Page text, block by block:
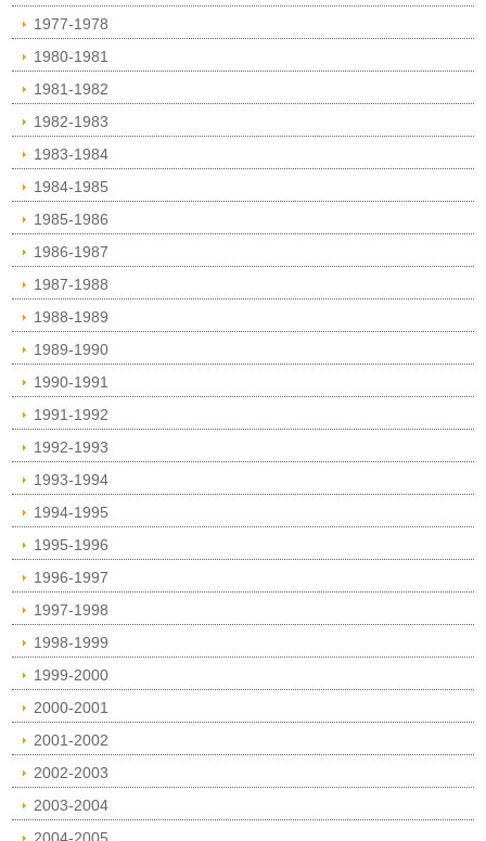
1977-1978
1980-1981
1981-1982
1982-1983
1983-1984
1984-1985
1985-1986
1986-1987
1987-1988
1988-1989
1989-1990
1990-1991
1991-1992
1992-1993
1993-1994
1994-1995
1995-1996
1996-1997
1997-1998
1998-1999
1999-2000
2000-2001
2001-2002
2002-2003
2003-2004